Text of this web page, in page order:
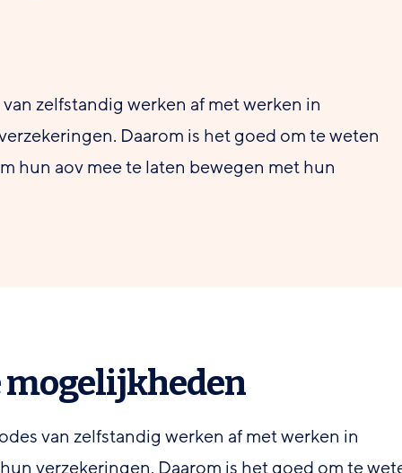
zelfstandig werken af met werken in
Daarom is het goed om te weten
hun aov mee te laten bewegen met hun
van zelfstandig werken af met werken in